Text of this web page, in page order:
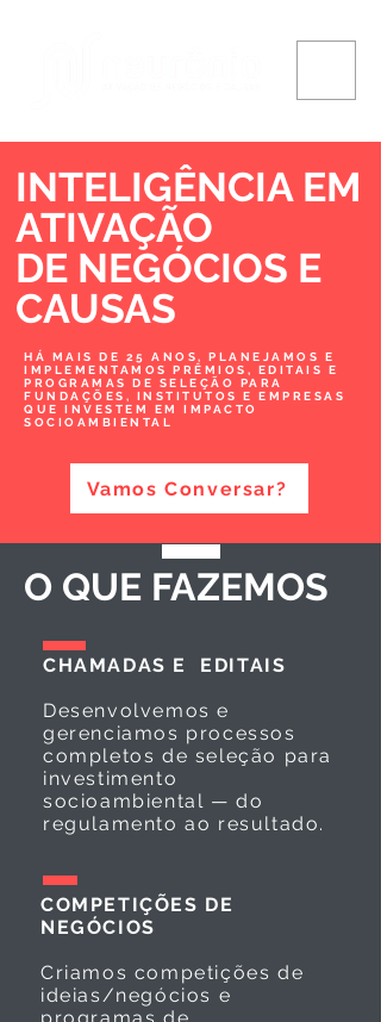
INTELIGÊNCIA EM
ATIVAÇÃO
DE NEGÓCIOS E
CAUSAS
HÁ MAIS DE 25 ANOS, PLANEJAMOS E
IMPLEMENTAMOS PRÊMIOS, EDITAIS E
PROGRAMAS DE SELEÇÃO PARA
FUNDAÇÕES, INSTITUTOS E EMPRESAS
QUE INVESTEM EM IMPACTO
SOCIOAMBIENTAL
Vamos Conversar?
O QUE FAZEMOS
CHAMADAS E EDITAIS
Desenvolvemos e
gerenciamos processos
completos de seleção para
investimento
socioambiental — do
regulamento ao resultado.
COMPETIÇÕES DE
NEGÓCIOS
Criamos competições de
ideias/negócios e